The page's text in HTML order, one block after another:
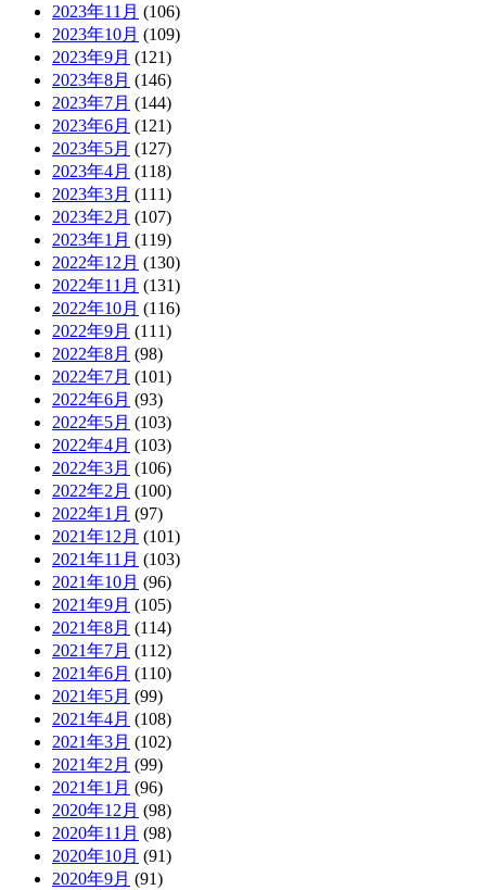
2023年11月 (106)
2023年10月 (109)
2023年9月 (121)
2023年8月 (146)
2023年7月 (144)
2023年6月 (121)
2023年5月 (127)
2023年4月 (118)
2023年3月 (111)
2023年2月 (107)
2023年1月 (119)
2022年12月 (130)
2022年11月 (131)
2022年10月 (116)
2022年9月 (111)
2022年8月 (98)
2022年7月 (101)
2022年6月 (93)
2022年5月 (103)
2022年4月 (103)
2022年3月 (106)
2022年2月 (100)
2022年1月 (97)
2021年12月 (101)
2021年11月 (103)
2021年10月 (96)
2021年9月 (105)
2021年8月 (114)
2021年7月 (112)
2021年6月 (110)
2021年5月 (99)
2021年4月 (108)
2021年3月 (102)
2021年2月 (99)
2021年1月 (96)
2020年12月 (98)
2020年11月 (98)
2020年10月 (91)
2020年9月 (91)